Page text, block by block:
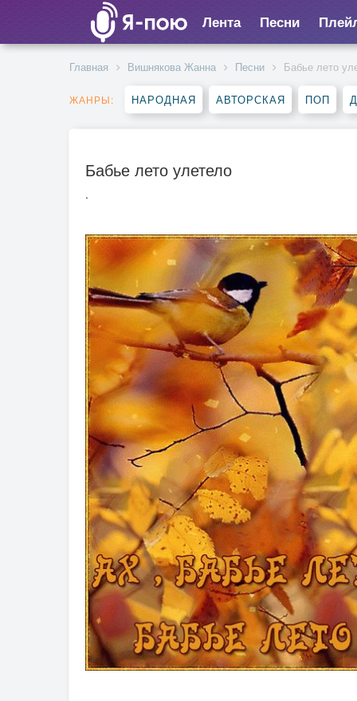
Лента Песни
Главная Вишнякова Жанна Песни Бабье лето
ЖАНРЫ: НАРОДНАЯ АВТОРСКАЯ ПОП
Бабье лето улетело
.